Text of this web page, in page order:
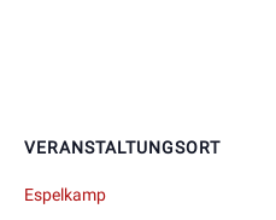
VERANSTALTUNGSORT
Espelkamp